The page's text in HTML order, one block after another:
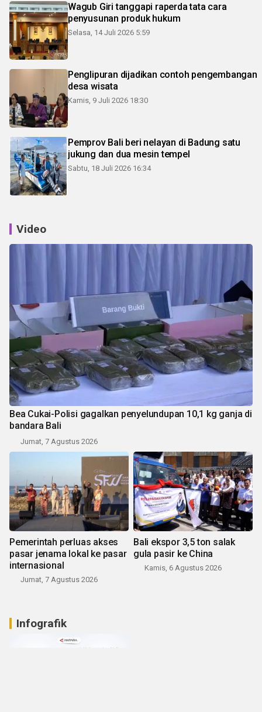
Wagub Giri tanggapi raperda tata cara
penyusunan produk hukum
Selasa, 14 Juli 2026 5:59
Penglipuran dijadikan contoh pengembangan
desa wisata
Kamis, 9 Juli 2026 18:30
Pemprov Bali beri nelayan di Badung satu
jukung dan dua mesin tempel
Sabtu, 18 Juli 2026 16:34
Video
Bea Cukai-Polisi gagalkan penyelundupan 10,1 kg ganja di
bandara Bali
Jumat, 7 Agustus 2026
Pemerintah perluas akses
pasar jenama lokal ke pasar
internasional
Jumat, 7 Agustus 2026
Bali ekspor 3,5 ton salak
gula pasir ke China
Kamis, 6 Agustus 2026
Infografik